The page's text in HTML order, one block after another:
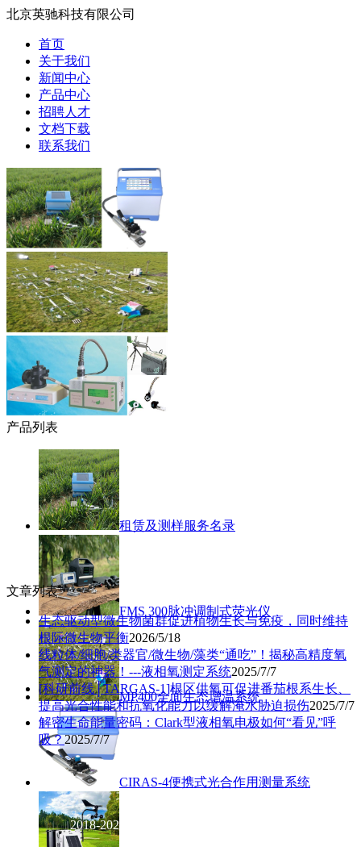
北京英驰科技有限公司
首页
关于我们
新闻中心
产品中心
招聘人才
文档下载
联系我们
产品列表
租赁及测样服务名录
FMS 300脉冲调制式荧光仪
MP400全面生态增温系统
CIRAS-4便携式光合作用测量系统
文章列表
生态驱动型微生物菌群促进植物生长与免疫，同时维持
根际微生物平衡2026/5/18
线粒体/细胞/类器官/微生物/藻类“通吃”！揭秘高精度氧
气测定的神器！---液相氧测定系统2025/7/7
[科研前线│TARGAS-1]根区供氧可促进番茄根系生长、
提高光合性能和抗氧化能力以缓解淹水胁迫损伤2025/7/7
解密生命能量密码：Clark型液相氧电极如何“看见”呼
吸？2025/7/7
北京
2018-2021 版权